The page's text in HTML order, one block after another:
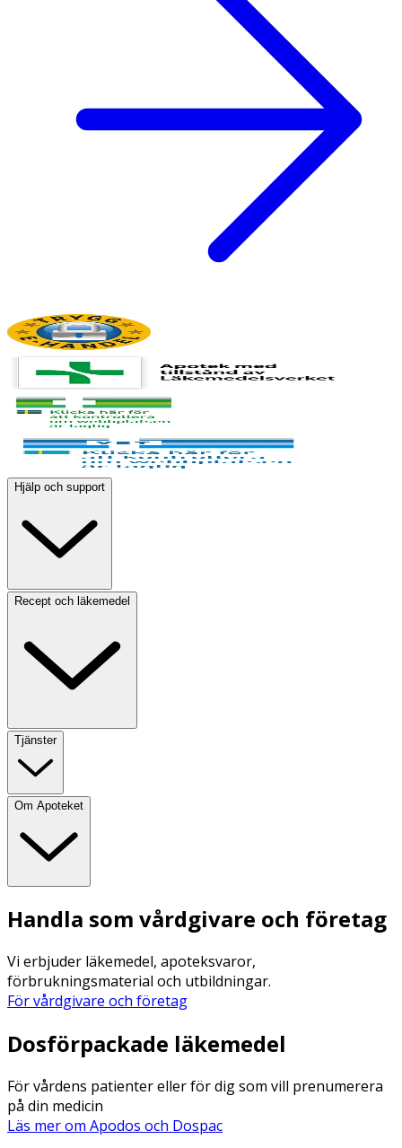
Hjälp och support
Recept och läkemedel
Tjänster
Om Apoteket
Handla som vårdgivare och företag
Vi erbjuder läkemedel, apoteksvaror,
förbrukningsmaterial och utbildningar.
För vårdgivare och företag
Dosförpackade läkemedel
För vårdens patienter eller för dig som vill prenumerera
på din medicin
Läs mer om Apodos och Dospac